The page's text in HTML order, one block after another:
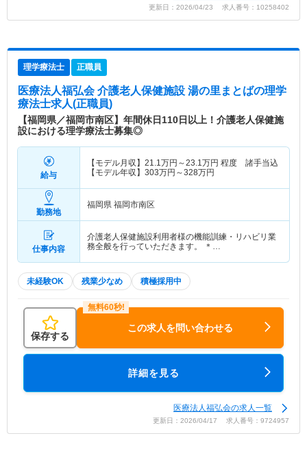
更新日：2026/04/23 求人番号：10258402
理学療法士 正職員
医療法人福弘会 介護老人保健施設 湯の里まとばの理学
療法士求人(正職員)
【福岡県／福岡市南区】年間休日110日以上！介護老人保健施
設における理学療法士募集◎
給与
【モデル月収】 21.1 万円～23.1 万円 程度 諸手当込
【モデル年収】 303万円～328万円
勤務地
福岡県 福岡市南区
仕事内容
介護老人保健施設利用者様の機能訓練・リハビリ業
務全般を行っていただきます。 ＊…
未経験OK 残業少なめ 積極採用中
保存する
この求人を問い合わせる
詳細を見る
医療法人福弘会の求人一覧
更新日：2026/04/17 求人番号：9724957